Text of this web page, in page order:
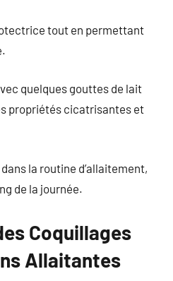
tout en permettant
quelques gouttes de lait
propriétés cicatrisantes et
la routine d’allaitement,
de la journée.
Coquillages
Allaitantes